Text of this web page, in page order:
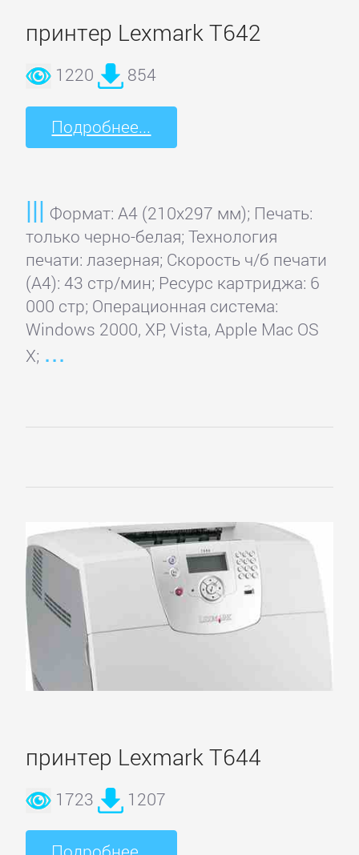
принтер Lexmark T642
1220 854
Подробнее...
Формат: A4 (210x297 мм); Печать:
только черно-белая; Технология
печати: лазерная; Скорость ч/б печати
(А4): 43 стр/мин; Ресурс картриджа: 6
000 стр; Операционная система:
Windows 2000, XP, Vista, Apple Mac OS
X;
принтер Lexmark T644
1723 1207
HP
Kodak
Minolta
Kyocera
Mita
Lexmark
OKI
Olympus
Panasonic
Pantum
Samsung
Sharp